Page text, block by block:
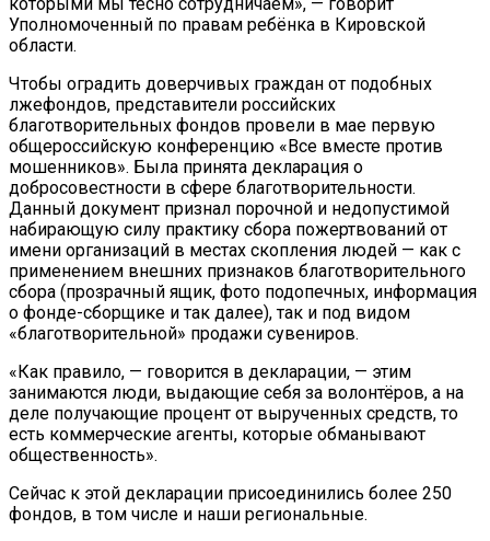
Уполномоченный по правам ребёнка в Кировской
области.
Чтобы оградить доверчивых граждан от подобных
лжефондов, представители российских
благотворительных фондов провели в мае первую
общероссийскую конференцию «Все вместе против
мошенников». Была принята декларация о
добросовестности в сфере благотворительности.
Данный документ признал порочной и недопустимой
набирающую силу практику сбора пожертвований от
имени организаций в местах скопления людей — как с
применением внешних признаков благотворительного
сбора (прозрачный ящик, фото подопечных, информация
о фонде-сборщике и так далее), так и под видом
«благотворительной» продажи сувениров.
«Как правило, — говорится в декларации, — этим
занимаются люди, выдающие себя за волонтёров, а на
деле получающие процент от вырученных средств, то
есть коммерческие агенты, которые обманывают
общественность».
Сейчас к этой декларации присоединились более 250
фондов, в том числе и наши региональные.